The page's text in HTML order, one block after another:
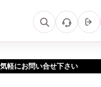
軽にお問い合せ下さい